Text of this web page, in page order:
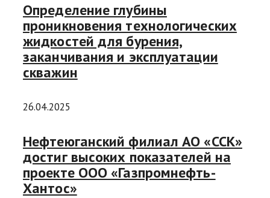
Определение глубины
проникновения технологических
жидкостей для бурения,
заканчивания и эксплуатации
скважин
26.04.2025
Нефтеюганский филиал АО «ССК»
достиг высоких показателей на
проекте ООО «Газпромнефть-
Хантос»